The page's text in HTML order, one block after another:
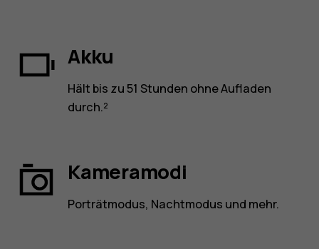
Akku
Hält bis zu 51 Stunden ohne Aufladen
durch.²
Kameramodi
Porträtmodus, Nachtmodus und mehr.